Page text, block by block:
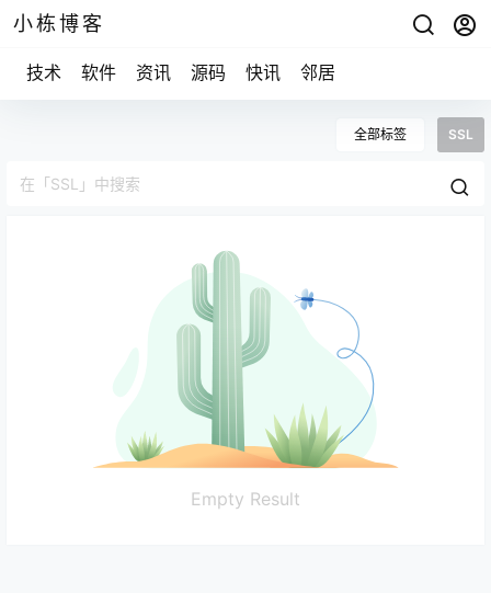
小栋博客
技术 软件 资讯 源码 快讯 邻居
全部标签 SSL
Empty Result